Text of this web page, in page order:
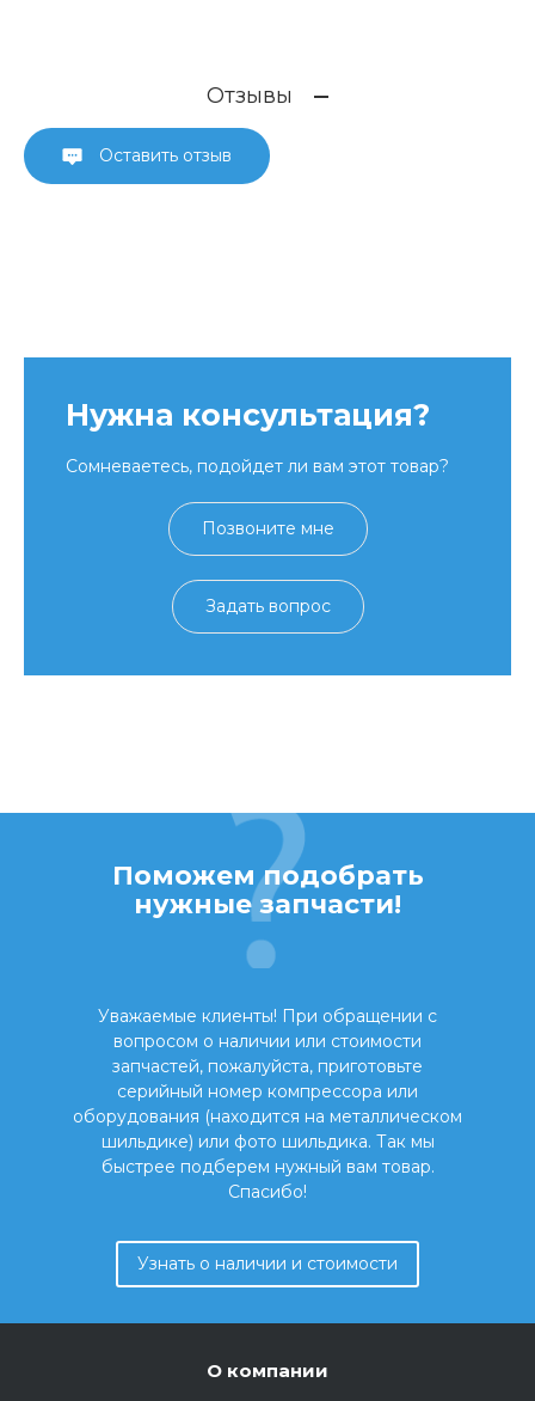
Отзывы
Оставить отзыв
Нужна консультация?
Сомневаетесь, подойдет ли вам этот товар?
Позвоните мне
Задать вопрос
Поможем подобрать
нужные запчасти!
Уважаемые клиенты! При обращении с
вопросом о наличии или стоимости
запчастей, пожалуйста, приготовьте
серийный номер компрессора или
оборудования (находится на металлическом
шильдике) или фото шильдика. Так мы
быстрее подберем нужный вам товар.
Спасибо!
Узнать о наличии и стоимости
О компании